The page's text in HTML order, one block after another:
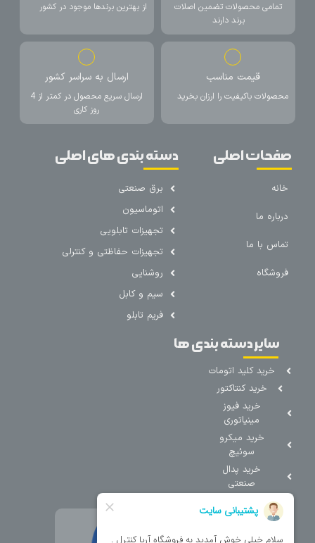
تمامی محصولات تضمین اصلات
برند دارند
از بهترین برندها موجود در کشور
قیمت مناسب
محصولات باکیفیت را ارزان بخرید
ارسال به سراسر کشور
ارسال سریع محصول در کمتر از 4
روز کاری
صفحات اصلی
خانه
درباره ما
تماس با ما
فروشگاه
دسته بندی های اصلی
برق صنعتی
اتوماسیون
تجهیزات تابلویی
تجهیزات حفاظتی و کنترلی
روشنایی
سیم و کابل
فریم تابلو
سایر دسته بندی ها
خرید کلید اتومات
خرید کنتاکتور
خرید فیوز
مینیاتوری
خرید میکرو
سوئیچ
خرید پدال
صنعتی